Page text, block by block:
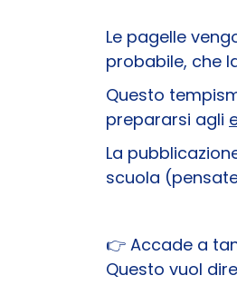
Le pagelle
probabile, che
Questo
prepararsi agli
La
scuola
👉​ Accade a
Questo vuol